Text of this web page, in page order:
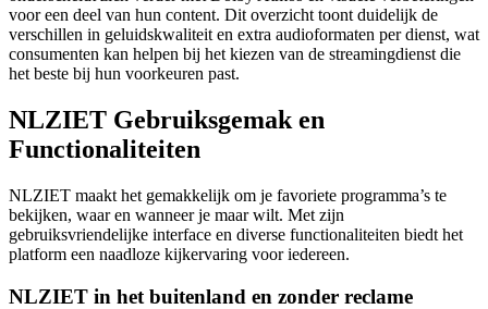
voor een deel van hun content. Dit overzicht toont duidelijk de
verschillen in geluidskwaliteit en extra audioformaten per dienst, wat
consumenten kan helpen bij het kiezen van de streamingdienst die
het beste bij hun voorkeuren past.
NLZIET Gebruiksgemak en
Functionaliteiten
NLZIET maakt het gemakkelijk om je favoriete programma’s te
bekijken, waar en wanneer je maar wilt. Met zijn
gebruiksvriendelijke interface en diverse functionaliteiten biedt het
platform een naadloze kijkervaring voor iedereen.
NLZIET in het buitenland en zonder reclame